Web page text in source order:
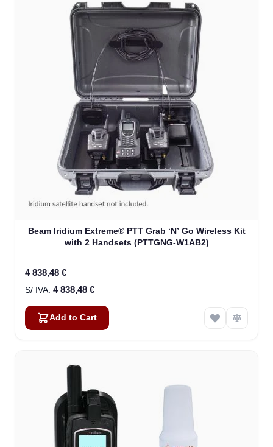
Beam Iridium Extreme® PTT Grab ‘N’ Go Wireless Kit
with 2 Handsets (PTTGNG-W1AB2)
4 838,48 €
4 838,48 €
Add to Cart